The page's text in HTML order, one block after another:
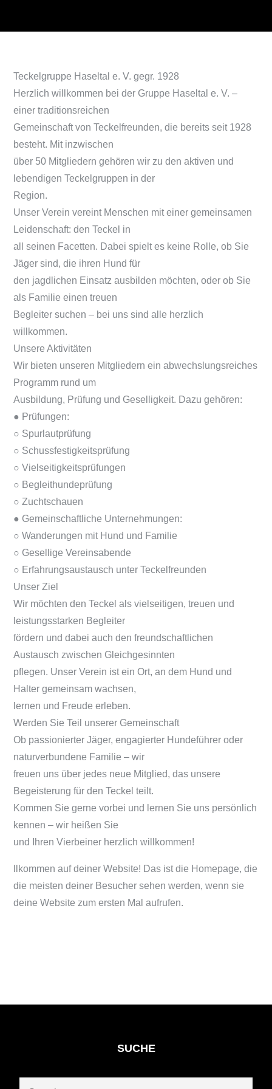
Teckelgruppe Haseltal e. V. gegr. 1928
Herzlich willkommen bei der Gruppe Haseltal e. V. –
einer traditionsreichen
Gemeinschaft von Teckelfreunden, die bereits seit 1928
besteht. Mit inzwischen
über 50 Mitgliedern gehören wir zu den aktiven und
lebendigen Teckelgruppen in der
Region.
Unser Verein vereint Menschen mit einer gemeinsamen
Leidenschaft: den Teckel in
all seinen Facetten. Dabei spielt es keine Rolle, ob Sie
Jäger sind, die ihren Hund für
den jagdlichen Einsatz ausbilden möchten, oder ob Sie
als Familie einen treuen
Begleiter suchen – bei uns sind alle herzlich
willkommen.
Unsere Aktivitäten
Wir bieten unseren Mitgliedern ein abwechslungsreiches
Programm rund um
Ausbildung, Prüfung und Geselligkeit. Dazu gehören:
● Prüfungen:
○ Spurlautprüfung
○ Schussfestigkeitsprüfung
○ Vielseitigkeitsprüfungen
○ Begleithundeprüfung
○ Zuchtschauen
● Gemeinschaftliche Unternehmungen:
○ Wanderungen mit Hund und Familie
○ Gesellige Vereinsabende
○ Erfahrungsaustausch unter Teckelfreunden
Unser Ziel
Wir möchten den Teckel als vielseitigen, treuen und
leistungsstarken Begleiter
fördern und dabei auch den freundschaftlichen
Austausch zwischen Gleichgesinnten
pflegen. Unser Verein ist ein Ort, an dem Hund und
Halter gemeinsam wachsen,
lernen und Freude erleben.
Werden Sie Teil unserer Gemeinschaft
Ob passionierter Jäger, engagierter Hundeführer oder
naturverbundene Familie – wir
freuen uns über jedes neue Mitglied, das unsere
Begeisterung für den Teckel teilt.
Kommen Sie gerne vorbei und lernen Sie uns persönlich
kennen – wir heißen Sie
und Ihren Vierbeiner herzlich willkommen!
llkommen auf deiner Website! Das ist die Homepage, die
die meisten deiner Besucher sehen werden, wenn sie
deine Website zum ersten Mal aufrufen.
SUCHE